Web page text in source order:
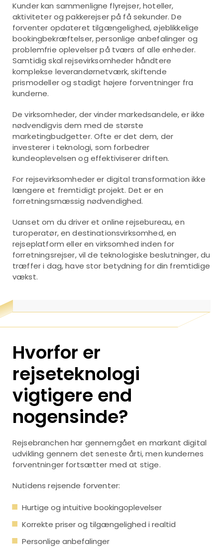
Kunder kan sammenligne flyrejser, hoteller,
aktiviteter og pakkerejser på få sekunder. De
forventer opdateret tilgængelighed, øjeblikkelige
bookingbekræftelser, personlige anbefalinger og
problemfrie oplevelser på tværs af alle enheder.
Samtidig skal rejsevirksomheder håndtere
komplekse leverandørnetværk, skiftende
prismodeller og stadigt højere forventninger fra
kunderne.
De virksomheder, der vinder markedsandele, er ikke
nødvendigvis dem med de største
marketingbudgetter. Ofte er det dem, der
investerer i teknologi, som forbedrer
kundeoplevelsen og effektiviserer driften.
For rejsevirksomheder er digital transformation ikke
længere et fremtidigt projekt. Det er en
forretningsmæssig nødvendighed.
Uanset om du driver et online rejsebureau, en
turoperatør, en destinationsvirksomhed, en
rejseplatform eller en virksomhed inden for
forretningsrejser, vil de teknologiske beslutninger, du
træffer i dag, have stor betydning for din fremtidige
vækst.
Hvorfor er
rejseteknologi
vigtigere end
nogensinde?
Rejsebranchen har gennemgået en markant digital
udvikling gennem det seneste årti, men kundernes
forventninger fortsætter med at stige.
Nutidens rejsende forventer:
Hurtige og intuitive bookingoplevelser
Korrekte priser og tilgængelighed i realtid
Personlige anbefalinger